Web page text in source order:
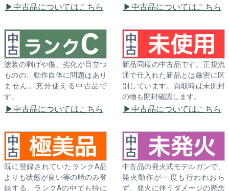
中古品についてはこちら 中古品についてはこちら
塗装の剥げや傷、劣化が目立つ
ものの、動作自体に問題はあり
ません。充分使える中古品で
す。
中古品についてはこちら
新品同様の中古品です。正規流
通で仕入れた新品とは厳密に区
別しています。買取時は未開封
の物も開封確認します。
中古品についてはこちら
既に登録されていたランクA品
よりも状態が良い等の時のみ登
録する、ランクAの中でも特に
中古品の発火式モデルガンで、
発火動作が一度も行われおら
ず、発火に伴うダメージの懸念